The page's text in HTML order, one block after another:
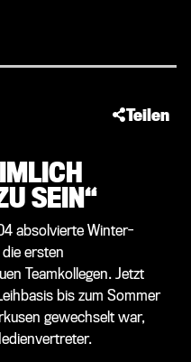
Teilen
SEIN“
absolvierte Winter-
die ersten
Teamkollegen. Jetzt
bis zum Sommer
gewechselt war,